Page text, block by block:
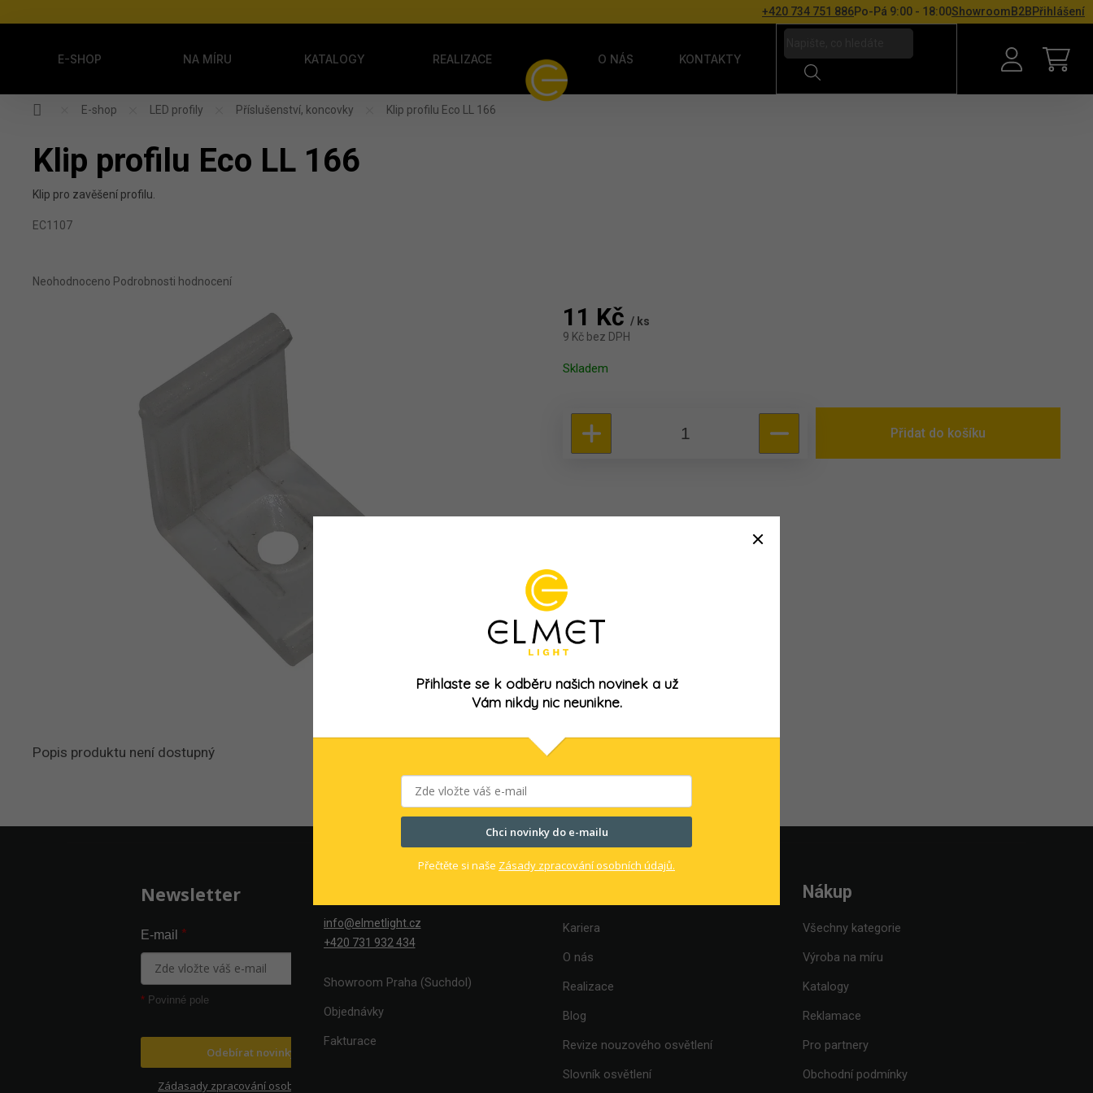
+420 734 751 886Po-Pá 9:00 - 18:00ShowroomB2BPřihlášení
E-SHOP NA MÍRU KATALOGY REALIZACE O NÁS KONTAKTY
E-shop LED profily Příslušenství, koncovky Klip profilu Eco LL 166
Klip profilu Eco LL 166
Klip pro zavěšení profilu.
EC1107
Průměrné hodnocení produktu je 0,0 z 5 hvězdiček.
Neohodnoceno Podrobnosti hodnocení
11 Kč / ks
9 Kč bez DPH
Skladem
Přidat do košíku
Popis produktu není dostupný
Newsletter
E-mail *
* Povinné pole
Odebírat novinky
Zádasady zpracování osobních údajů
info@elmetlight.cz
+420 731 932 434
Showroom Praha (Suchdol)
Objednávky
Fakturace
Kariera
O nás
Realizace
Blog
Revize nouzového osvětlení
Slovník osvětlení
Nákup
Všechny kategorie
Výroba na míru
Katalogy
Reklamace
Pro partnery
Obchodní podmínky
Přihlaste se k odběru našich novinek a už
Vám nikdy nic neunikne.
Chci novinky do e-mailu
Přečtěte si naše Zásady zpracování osobních údajů.